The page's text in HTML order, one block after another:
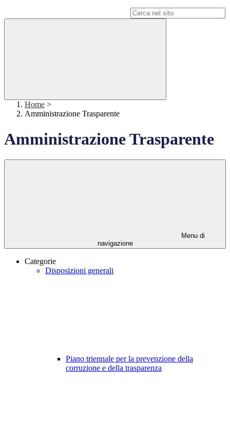
Home >
Amministrazione Trasparente
Amministrazione Trasparente
Menu di
navigazione
Categorie
Disposizioni generali
Piano triennale per la prevenzione della
corruzione e della trasparenza